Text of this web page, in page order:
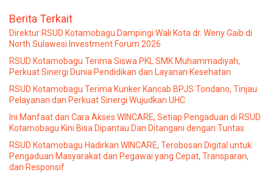
Berita Terkait
Direktur RSUD Kotamobagu Dampingi Wali Kota dr. Weny Gaib di
North Sulawesi Investment Forum 2026
RSUD Kotamobagu Terima Siswa PKL SMK Muhammadiyah,
Perkuat Sinergi Dunia Pendidikan dan Layanan Kesehatan
RSUD Kotamobagu Terima Kunker Kancab BPJS Tondano, Tinjau
Pelayanan dan Perkuat Sinergi Wujudkan UHC
Ini Manfaat dan Cara Akses WINCARE, Setiap Pengaduan di RSUD
Kotamobagu Kini Bisa Dipantau Dan Ditangani dengan Tuntas
RSUD Kotamobagu Hadirkan WINCARE, Terobosan Digital untuk
Pengaduan Masyarakat dan Pegawai yang Cepat, Transparan,
dan Responsif